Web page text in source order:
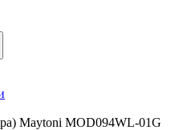
Maytoni MOD094WL-01G